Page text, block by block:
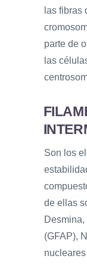
las fibras
parte de
las
Son los
de ellas
(GFAP),